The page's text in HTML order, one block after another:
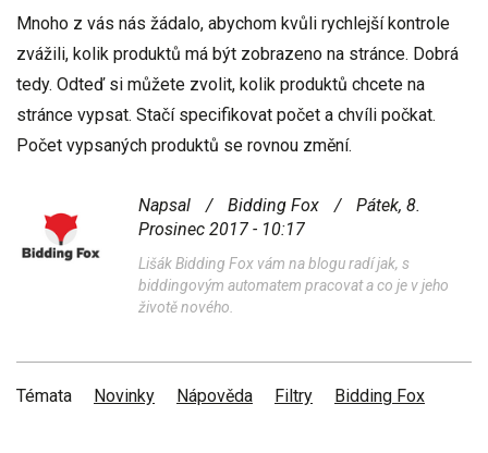
Mnoho z vás nás žádalo, abychom kvůli rychlejší kontrole
zvážili, kolik produktů má být zobrazeno na stránce. Dobrá
tedy. Odteď si můžete zvolit, kolik produktů chcete na
stránce vypsat. Stačí specifikovat počet a chvíli počkat.
Počet vypsaných produktů se rovnou změní.
Napsal / Bidding Fox /
Pátek, 8.
Prosinec 2017 - 10:17
Lišák Bidding Fox vám na blogu radí jak, s
biddingovým automatem pracovat a co je v jeho
životě nového.
Témata Novinky Nápověda Filtry Bidding Fox